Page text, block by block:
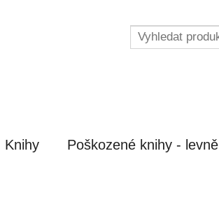
Knihy Poškozené knihy - levně